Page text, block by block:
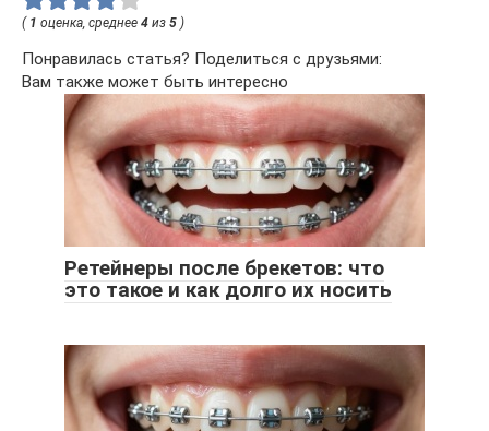
( 1 оценка, среднее 4 из 5 )
Понравилась статья? Поделиться с друзьями:
Вам также может быть интересно
Ретейнеры после брекетов: что
это такое и как долго их носить